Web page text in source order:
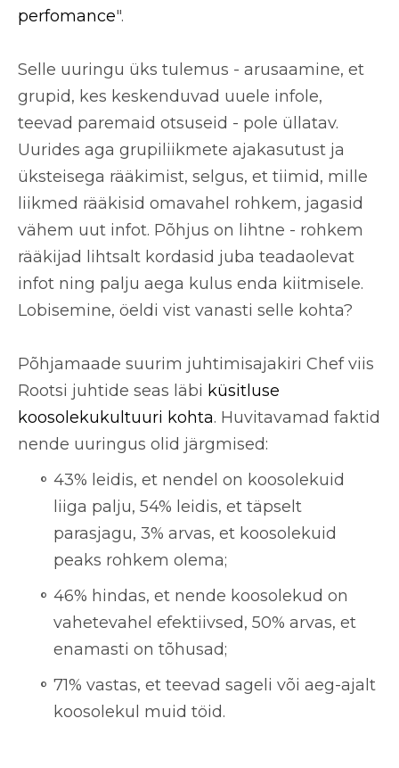
perfomance".
Selle uuringu üks tulemus - arusaamine, et
grupid, kes keskenduvad uuele infole,
teevad paremaid otsuseid - pole üllatav.
Uurides aga grupiliikmete ajakasutust ja
üksteisega rääkimist, selgus, et tiimid, mille
liikmed rääkisid omavahel rohkem, jagasid
vähem uut infot. Põhjus on lihtne - rohkem
rääkijad lihtsalt kordasid juba teadaolevat
infot ning palju aega kulus enda kiitmisele.
Lobisemine, öeldi vist vanasti selle kohta?
Põhjamaade suurim juhtimisajakiri Chefviis
Rootsi juhtide seas läbi küsitluse
koosolekukultuuri kohta. Huvitavamad faktid
nende uuringus olid järgmised:
43% leidis, et nendel on koosolekuid
liiga palju, 54% leidis, et täpselt
parasjagu, 3% arvas, et koosolekuid
peaks rohkem olema;
46% hindas, et nende koosolekud on
vahetevahel efektiivsed, 50% arvas, et
enamasti on tõhusad;
71% vastas, et teevad sageli või aeg-ajalt
koosolekul muid töid.